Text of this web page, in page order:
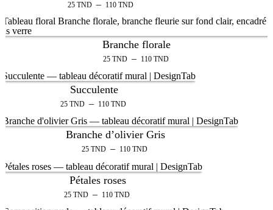
25 TND – 110 TND
Branche florale
25 TND – 110 TND
Succulente
25 TND – 110 TND
Branche d’olivier Gris
25 TND – 110 TND
Pétales roses
25 TND – 110 TND